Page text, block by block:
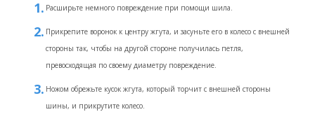
Расширьте немного повреждение при помощи шила.
Прикрепите воронок к центру жгута, и засуньте его в колесо с внешней
стороны так, чтобы на другой стороне получилась петля,
превосходящая по своему диаметру повреждение.
Ножом обрежьте кусок жгута, который торчит с внешней стороны
шины, и прикрутите колесо.